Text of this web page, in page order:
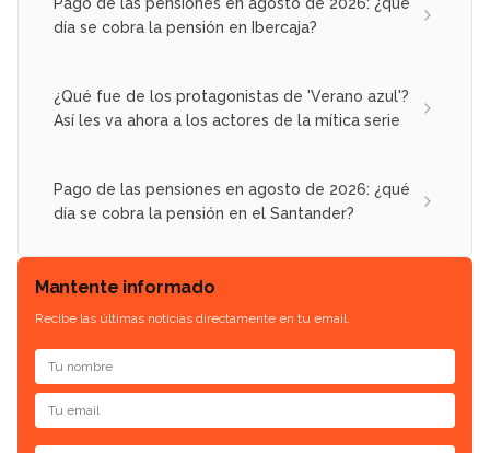
día se cobra la pensión en Ibercaja?
¿Qué fue de los protagonistas de 'Verano azul'?
Así les va ahora a los actores de la mítica serie
Pago de las pensiones en agosto de 2026: ¿qué
día se cobra la pensión en el Santander?
Mantente informado
Recibe las últimas noticias directamente en tu email.